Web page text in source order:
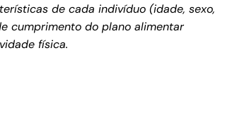
de cada indivíduo (idade, sexo,
cumprimento do plano alimentar
física.